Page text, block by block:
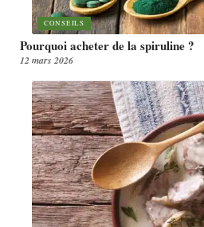
CONSEILS
Pourquoi acheter de la spiruline ?
12 mars 2026